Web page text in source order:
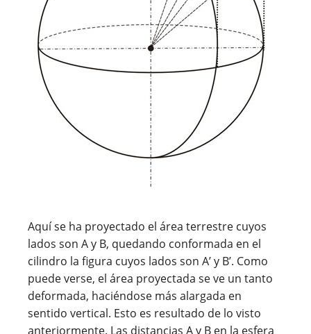
Aquí se ha proyectado el área terrestre cuyos
lados son A y B, quedando conformada en el
cilindro la figura cuyos lados son A’ y B’. Como
puede verse, el área proyectada se ve un tanto
deformada, haciéndose más alargada en
sentido vertical. Esto es resultado de lo visto
anteriormente. Las distancias A y B en la esfera